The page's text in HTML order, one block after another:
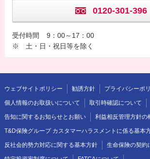
0120-301-396
受付時間
9：00～17：00
※ 土・日・祝日等を除く
ウェブサイトポリシー 勧誘方針 プライバシーポ
個人情報のお取扱いについて 取引時確認について
告知に関するお知らせとお願い 利益相反管理方針の
T&D保険グループ カスタマーハラスメントに係る基本
反社会的勢力対応に関する基本方針 生命保険の契約